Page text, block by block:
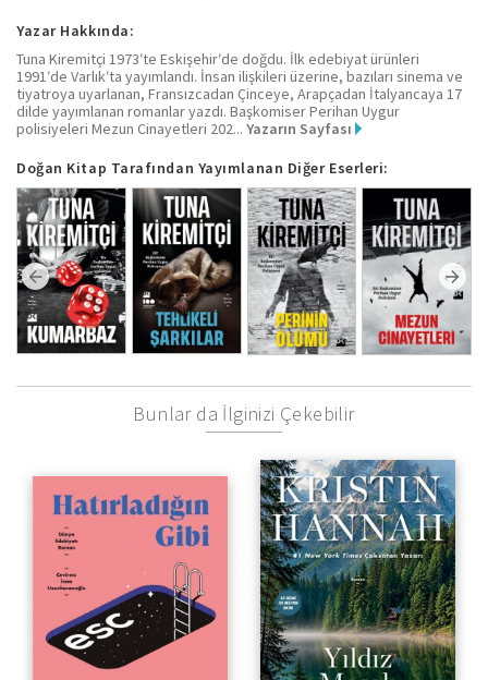
Yazar Hakkında:
Tuna Kiremitçi 1973ʹte Eskişehirʹde doğdu. İlk edebiyat ürünleri
1991ʹde Varlıkʹta yayımlandı. İnsan ilişkileri üzerine, bazıları sinema ve
tiyatroya uyarlanan, Fransızcadan Çinceye, Arapçadan İtalyancaya 17
dilde yayımlanan romanlar yazdı. Başkomiser Perihan Uygur
polisiyeleri Mezun Cinayetleri 202... Yazarın Sayfası
Doğan Kitap Tarafından Yayımlanan Diğer Eserleri:
Bunlar da İlginizi Çekebilir